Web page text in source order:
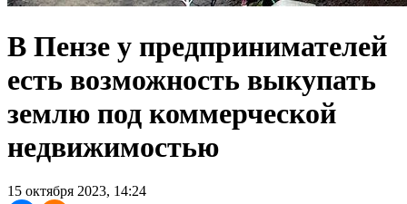
В Пензе у предпринимателей
есть возможность выкупать
землю под коммерческой
недвижимостью
15 октября 2023, 14:24